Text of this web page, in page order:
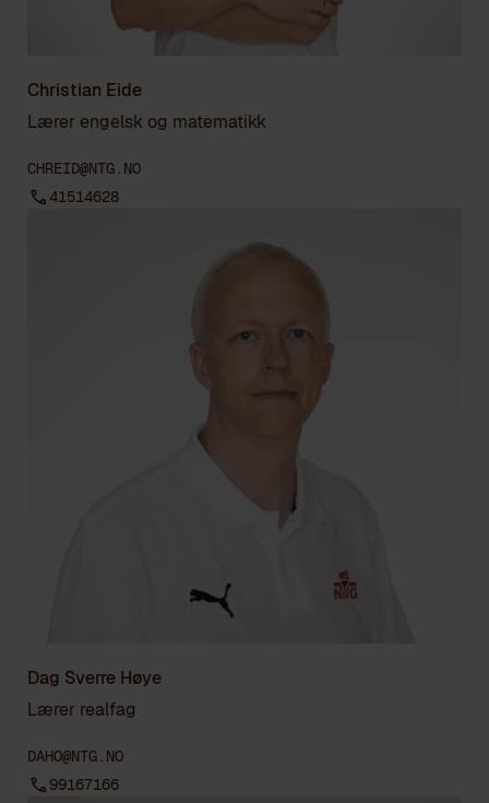
Christian Eide
Lærer engelsk og matematikk
CHREID@NTG.NO
41514628
Dag Sverre Høye
Lærer realfag
DAHO@NTG.NO
99167166